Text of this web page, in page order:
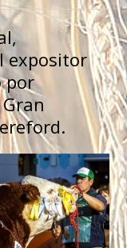
expositor
por